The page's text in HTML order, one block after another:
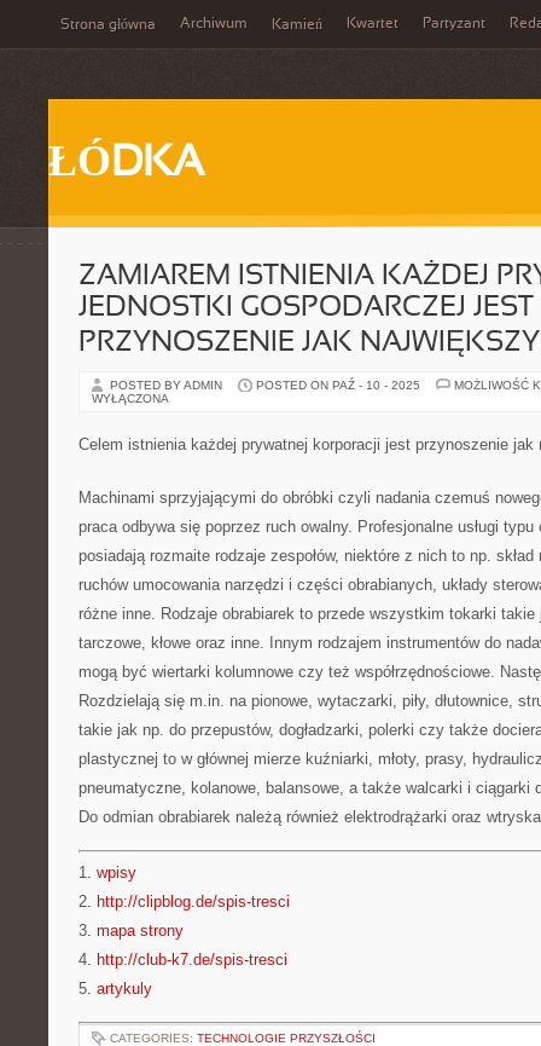
Strona główna Archiwum Kamień Kwartet Partyzant
ŁÓDKA
ZAMIAREM ISTNIENIA KAŻDEJ
JEDNOSTKI GOSPODARCZEJ JEST
PRZYNOSZENIE JAK
POSTED BY ADMIN POSTED ON PAŹ - 10 - 2025
MOŻLIWOŚĆ
WYŁĄCZONA
Celem istnienia każdej prywatnej korporacji jest przynoszenie jak
Machinami sprzyjającymi do obróbki czyli nadania czemuś
praca odbywa się poprzez ruch owalny. Profesjonalne usługi
posiadają rozmaite rodzaje zespołów, niektóre z nich to np.
ruchów umocowania narzędzi i części obrabianych, układy
różne inne. Rodzaje obrabiarek to przede wszystkim tokarki
tarczowe, kłowe oraz inne. Innym rodzajem instrumentów do
mogą być wiertarki kolumnowe czy też współrzędnościowe.
Rozdzielają się m.in. na pionowe, wytaczarki, piły, dłutownice,
takie jak np. do przepustów, dogładzarki, polerki czy także
plastycznej to w głównej mierze kuźniarki, młoty, prasy,
pneumatyczne, kolanowe, balansowe, a także walcarki i ciągarki
Do odmian obrabiarek należą również elektrodrążarki oraz
1. wpisy
2. http://clipblog.de/spis-tresci
3. mapa strony
4. http://club-k7.de/spis-tresci
5. artykuly
CATEGORIES: TECHNOLOGIE PRZYSZŁOŚCI